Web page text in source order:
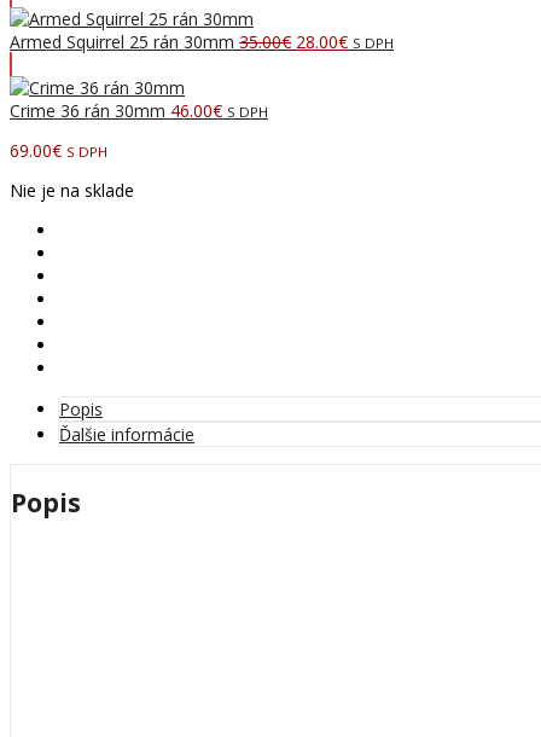
Armed Squirrel 25 rán 30mm 35.00€ Pôvodná
28.00€Aktuálna
S DPH
Crime 36 rán 30mm 46.00€ S DPH
69.00€ S DPH
Nie je na sklade
Popis
Ďalšie informácie
Popis